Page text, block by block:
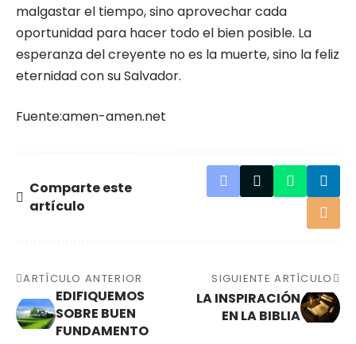
malgastar el tiempo, sino aprovechar cada
oportunidad para hacer todo el bien posible. La
esperanza del creyente no es la muerte, sino la feliz
eternidad con su Salvador.
Fuente:amen-amen.net
Comparte este
artículo
ARTÍCULO ANTERIOR
EDIFIQUEMOS
SOBRE BUEN
FUNDAMENTO
SIGUIENTE ARTÍCULO
LA INSPIRACIÓN
EN LA BIBLIA